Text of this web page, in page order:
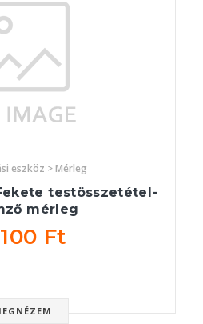
eszköz > Mérleg
testösszetétel-
mérleg
Ft